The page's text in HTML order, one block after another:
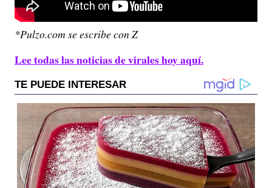
*Pulzo.com se escribe con Z
Lee todas las noticias de virales hoy aquí.